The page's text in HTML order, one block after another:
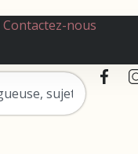
Contactez-nous